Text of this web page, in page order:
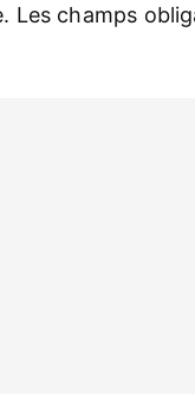
Les champs